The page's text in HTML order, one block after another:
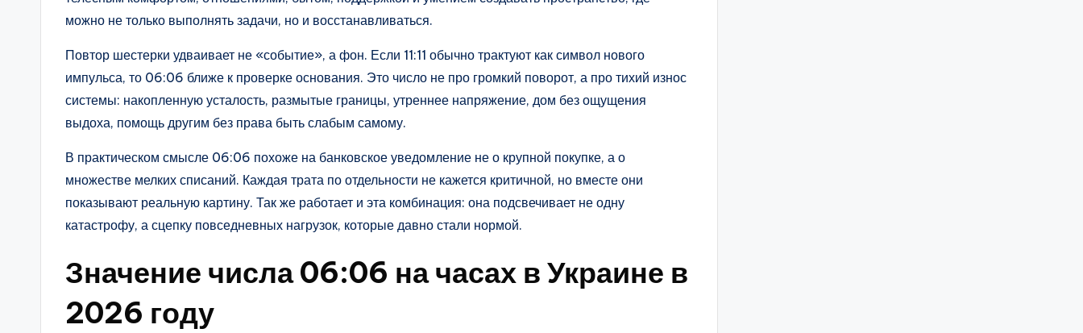
можно не только выполнять задачи, но и восстанавливаться.
Повтор шестерки удваивает не «событие», а фон. Если 11:11 обычно трактуют как символ нового
импульса, то 06:06 ближе к проверке основания. Это число не про громкий поворот, а про тихий износ
системы: накопленную усталость, размытые границы, утреннее напряжение, дом без ощущения
выдоха, помощь другим без права быть слабым самому.
В практическом смысле 06:06 похоже на банковское уведомление не о крупной покупке, а о
множестве мелких списаний. Каждая трата по отдельности не кажется критичной, но вместе они
показывают реальную картину. Так же работает и эта комбинация: она подсвечивает не одну
катастрофу, а сцепку повседневных нагрузок, которые давно стали нормой.
Значение числа 06:06 на часах в Украине в
2026 году